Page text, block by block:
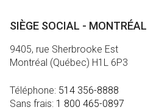
SIÈGE SOCIAL - MONTRÉAL
9405, rue Sherbrooke Est
Montréal (Québec) H1L 6P3
Téléphone: 514 356-8888
Sans frais: 1 800 465-0897